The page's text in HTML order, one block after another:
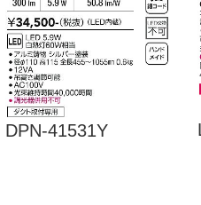
DPN-41531Y